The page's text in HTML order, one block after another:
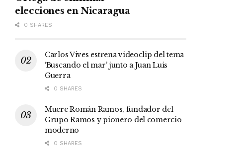
elecciones en Nicaragua
0 SHARES
Carlos Vives estrena videoclip del tema
‘Buscando el mar’ junto a Juan Luis
Guerra
0 SHARES
Muere Román Ramos, fundador del
Grupo Ramos y pionero del comercio
moderno
0 SHARES